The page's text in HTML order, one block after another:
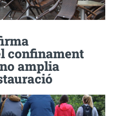
confinament
amplia